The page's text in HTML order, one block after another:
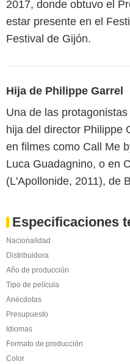
2017, donde obtuvo el
estar presente en el
Festival de Gijón.
Hija de Philippe Garrel
Una de las
hija del director Philippe
en filmes como Call Me
Luca Guadagnino, o en
(L'Apollonide, 2011), de
Especificaciones
Nacionalidad
Distribuidora
Año de producción
Tipo de película
Anécdotas
Presupuesto
Idiomas
Formato de producción
Color